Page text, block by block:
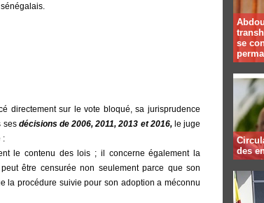
directement sur le vote bloqué, sa jurisprudence
ses décisions de 2006, 2011, 2013 et 2016,le juge
:
le contenu des lois ; il concerne également la
être censurée non seulement parce que son
la procédure suivie pour son adoption a méconnu
se
des